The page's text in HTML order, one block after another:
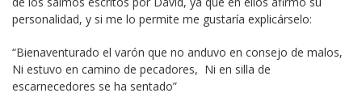
personalidad, y si me lo permite me gustaría explicárselo:
“Bienaventurado el varón que no anduvo en consejo de malos,
Ni estuvo en camino de pecadores, Ni en silla de
escarnecedores se ha sentado”